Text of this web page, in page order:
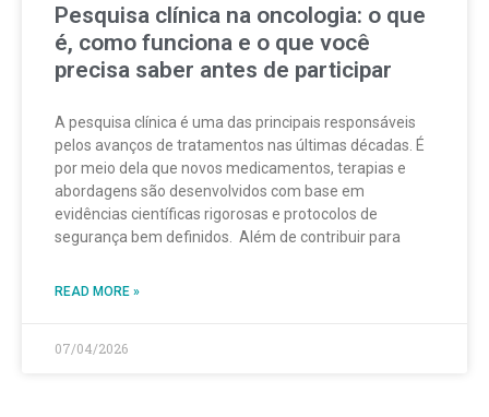
Pesquisa clínica na oncologia: o que
é, como funciona e o que você
precisa saber antes de participar
A pesquisa clínica é uma das principais responsáveis
pelos avanços de tratamentos nas últimas décadas. É
por meio dela que novos medicamentos, terapias e
abordagens são desenvolvidos com base em
evidências científicas rigorosas e protocolos de
segurança bem definidos. Além de contribuir para
READ MORE »
07/04/2026